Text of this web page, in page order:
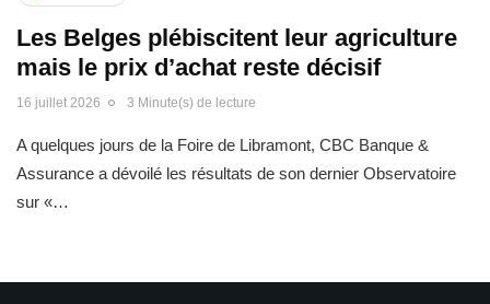
Les Belges plébiscitent leur agriculture
mais le prix d’achat reste décisif
16 juillet 2026 3 Minute(s) de lecture
A quelques jours de la Foire de Libramont, CBC Banque &
Assurance a dévoilé les résultats de son dernier Observatoire
sur «…